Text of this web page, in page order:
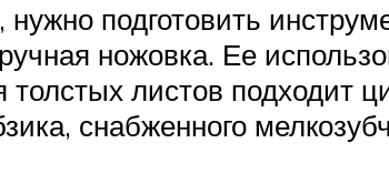
подготовить
ножовка. Ее
листов подходит
снабженного